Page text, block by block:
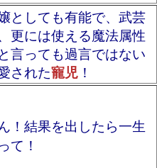
としても有能で、武芸
更には使える魔法属性
言っても過言ではない
された寵児 ！
！結果を出したら一生
て！